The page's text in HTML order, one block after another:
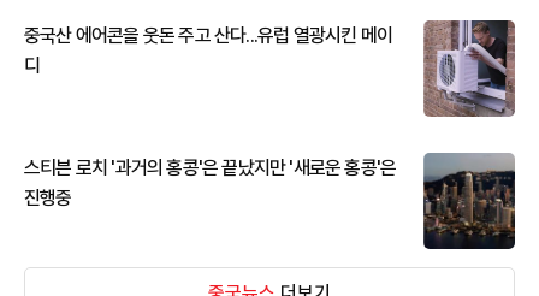
중국산 에어콘을 웃돈 주고 산다...유럽 열광시킨 메이
디
스티븐 로치 '과거의 홍콩'은 끝났지만 '새로운 홍콩'은
진행중